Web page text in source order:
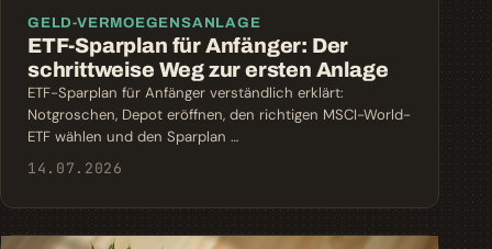
GELD-VERMOEGENSANLAGE
ETF-Sparplan für Anfänger: Der
schrittweise Weg zur ersten Anlage
ETF-Sparplan für Anfänger verständlich erklärt:
Notgroschen, Depot eröffnen, den richtigen MSCI-World-
ETF wählen und den Sparplan …
14.07.2026